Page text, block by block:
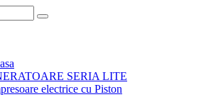
SERIA LITE
electrice cu Piston